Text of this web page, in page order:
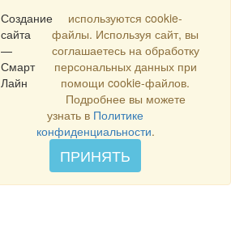
Создание
сайта
—
Смарт
Лайн
используются cookie-
файлы. Используя сайт, вы
соглашаетесь на обработку
персональных данных при
помощи cookie-файлов.
Подробнее вы можете
узнать в Политике
конфиденциальности.
ПРИНЯТЬ